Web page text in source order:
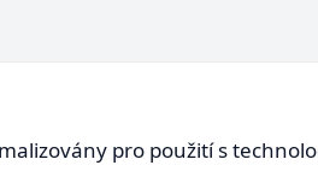
pro použití s